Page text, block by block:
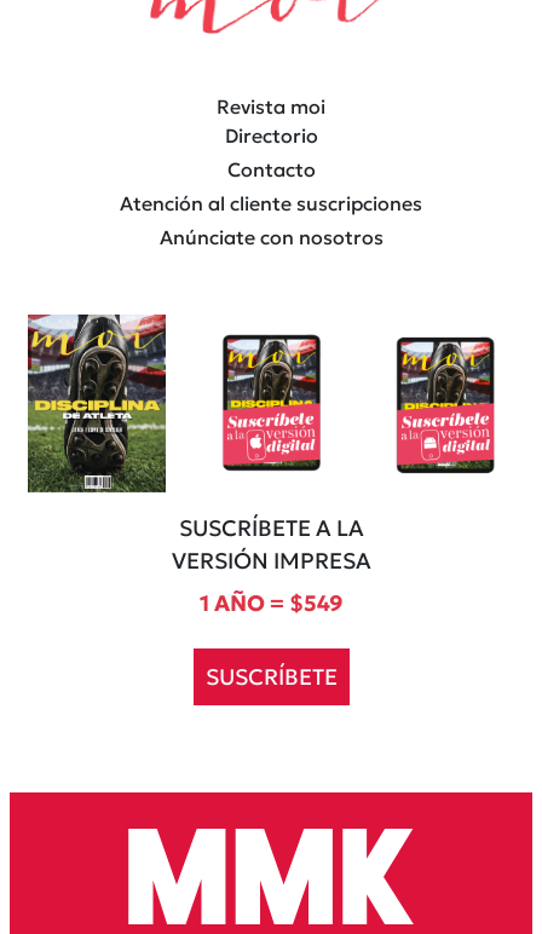
Revista moi
Directorio
Contacto
Atención al cliente suscripciones
Anúnciate con nosotros
SUSCRÍBETE A LA
VERSIÓN IMPRESA
1 AÑO = $549
SUSCRÍBETE